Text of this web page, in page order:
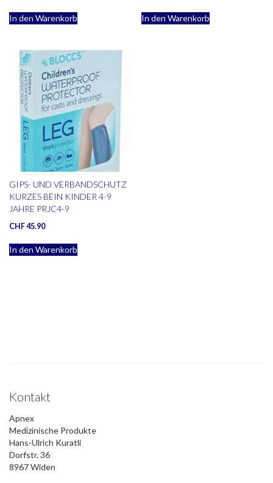
In den Warenkorb In den Warenkorb
GIPS- UND VERBANDSCHUTZ
KURZES BEIN KINDER 4-9
JAHRE PRJC4-9
CHF45.90
In den Warenkorb
Kontakt
Apnex
Medizinische Produkte
Hans-Ulrich Kuratli
Dorfstr. 36
8967 Widen